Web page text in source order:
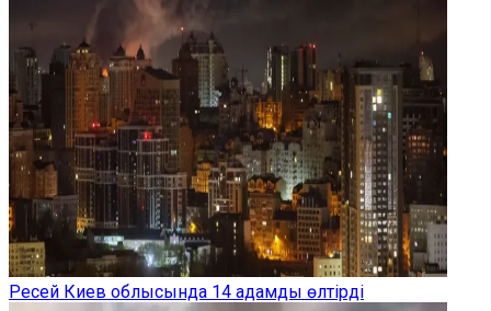
Ресей Киев облысында 14 адамды өлтірді